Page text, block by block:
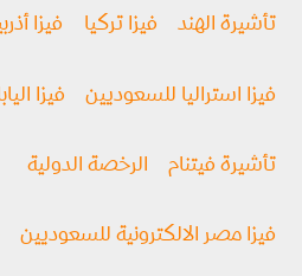
تأشيرة الهند فيزا تركيا فيزا
فيزا استراليا للسعوديين فيزا
تأشيرة فيتنام الرخصة الدولية
فيزا مصر الالكترونية للسعوديين